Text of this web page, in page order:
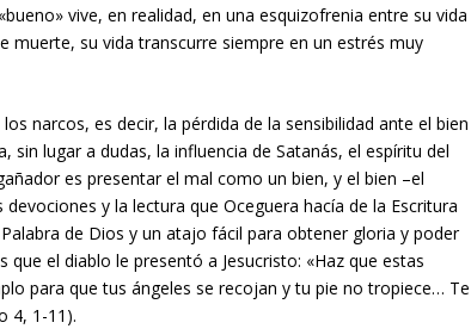
vive, en realidad, en una esquizofrenia entre su vida
muerte, su vida transcurre siempre en un estrés muy
narcos, es decir, la pérdida de la sensibilidad ante el bien
lugar a dudas, la influencia de Satanás, el espíritu del
es presentar el mal como un bien, y el bien –el
y la lectura que Oceguera hacía de la Escritura
de Dios y un atajo fácil para obtener gloria y poder
el diablo le presentó a Jesucristo: «Haz que estas
para que tus ángeles se recojan y tu pie no tropiece… Te
4, 1-11).